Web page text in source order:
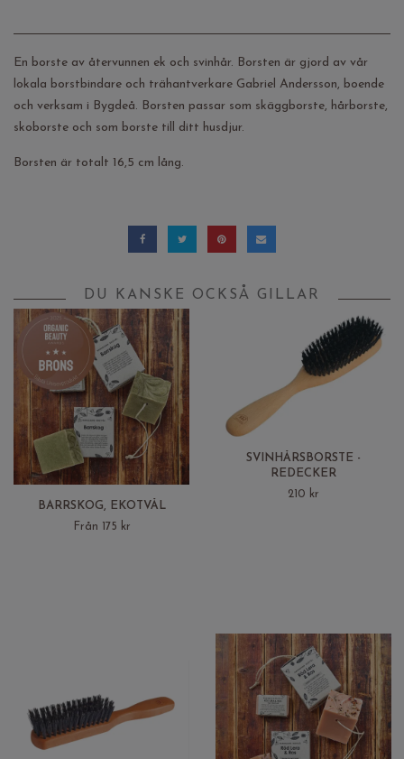
En borste av återvunnen ek och svinhår. Borsten är gjord av vår
lokala borstbindare och trähantverkare Gabriel Andersson, boende
och verksam i Bygdeå. Borsten passar som skäggborste, hårborste,
skoborste och som borste till ditt husdjur.
Borsten är totalt 16,5 cm lång.
DU KANSKE OCKSÅ GILLAR
BARRSKOG, EKOTVÅL
Från 175 kr
SVINHÅRSBORSTE -
REDECKER
210 kr